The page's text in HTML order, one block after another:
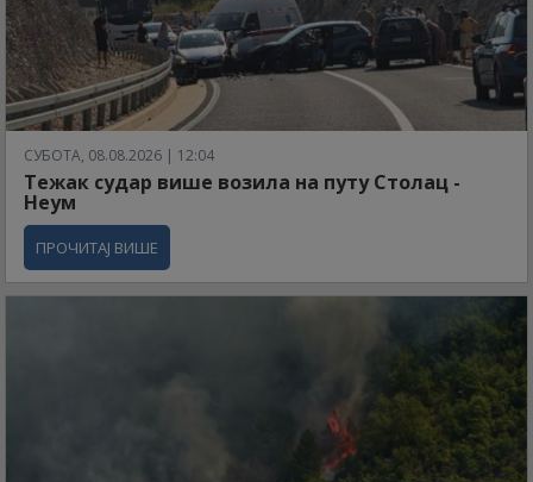
СУБОТА, 08.08.2026 | 12:04
Тежак судар више возила на путу Столац -
Неум
ПРОЧИТАЈ ВИШЕ